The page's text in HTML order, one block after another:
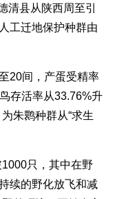
清县从陕西周至引
工迁地保护种群由
20间，产蛋受精率
存活率从33.76%升
朱鹮种群从“求生
只，其中在野
续的野化放飞和减